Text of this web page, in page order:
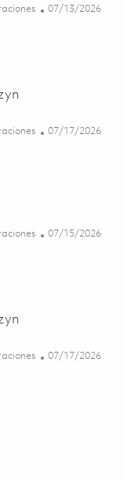
Posted Date
07/13/2026
/ Młodsza Operatorka
Posted Date
07/17/2026
Maszyn Sterowanych
Posted Date
07/15/2026
01855636
Posted Date
07/17/2026
Maszyn Sterowanych